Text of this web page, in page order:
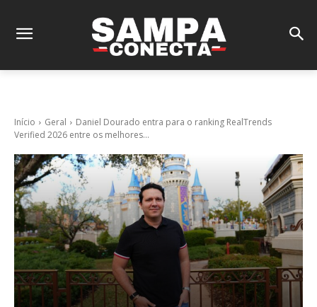
Início Geral
Daniel Dourado entra para o ranking RealTrends
Verified 2026 entre os melhores...